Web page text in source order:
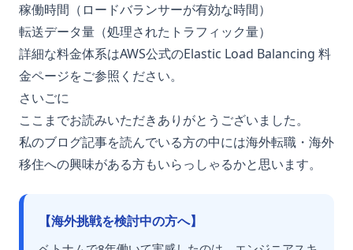
稼働時間（ロードバランサーが有効な時間）
転送データ量（処理されたトラフィック量）
詳細な料金体系はAWS公式のElastic Load Balancing 料
金ページをご参照ください。
さいごに
ここまでお読みいただきありがとうございました。
私のブログ記事を読んでいる方の中には海外転職・海外
移住への興味がある方もいらっしゃるかと思います。
【海外挑戦を検討中の方へ】